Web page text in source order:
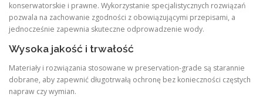
konserwatorskie i prawne. Wykorzystanie specjalistycznych rozwiązań
pozwala na zachowanie zgodności z obowiązującymi przepisami, a
jednocześnie zapewnia skuteczne odprowadzenie wody.
Wysoka jakość i trwałość
Materiały i rozwiązania stosowane w preservation-grade są starannie
dobrane, aby zapewnić długotrwałą ochronę bez konieczności częstych
napraw czy wymian.